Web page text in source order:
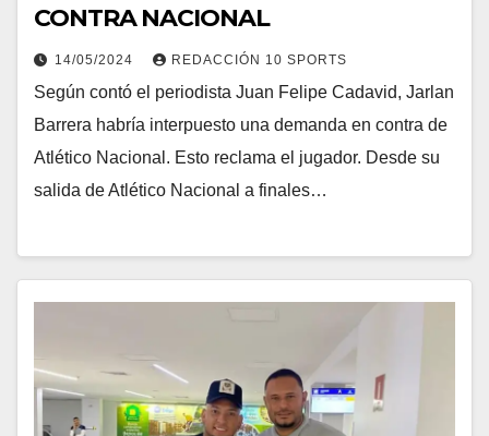
CONTRA NACIONAL
14/05/2024 REDACCIÓN 10 SPORTS
Según contó el periodista Juan Felipe Cadavid, Jarlan
Barrera habría interpuesto una demanda en contra de
Atlético Nacional. Esto reclama el jugador. Desde su
salida de Atlético Nacional a finales…